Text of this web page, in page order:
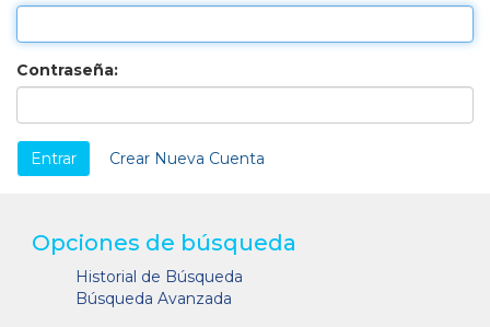
Contraseña:
Crear Nueva Cuenta
Opciones de búsqueda
Historial de Búsqueda
Búsqueda Avanzada